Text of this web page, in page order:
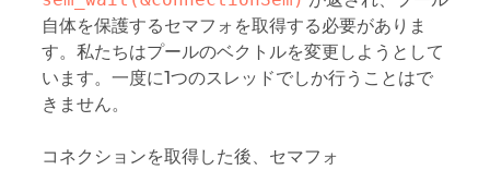
自体を保護するセマフォを取得する必要がありま
す。私たちはプールのベクトルを変更しようとして
います。一度に1つのスレッドでしか行うことはで
きません。
コネクションを取得した後、セマフォ